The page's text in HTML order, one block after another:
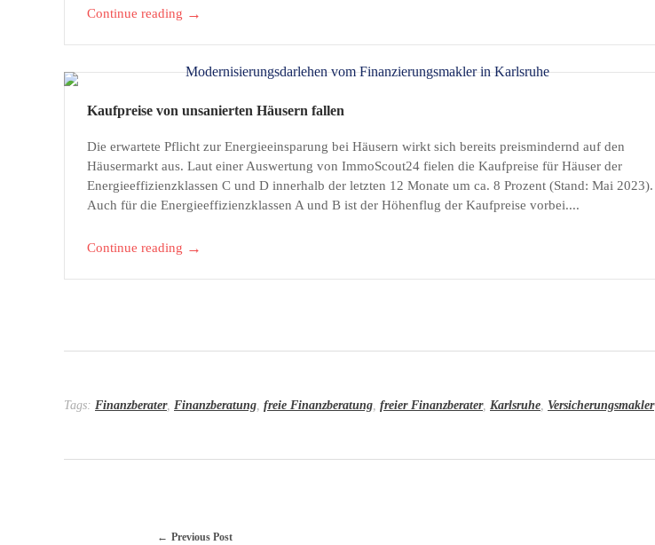
n
g
t
Continue reading →
Kaufpreise von unsanierten Häusern fallen
Die erwartete Pflicht zur Energieeinsparung bei Häusern wirkt sich bereits preismindernd auf den
Häusermarkt aus. Laut einer Auswertung von ImmoScout24 fielen die Kaufpreise für Häuser der
Energieeffizienzklassen C und D innerhalb der letzten 12 Monate um ca. 8 Prozent (Stand: Mai 2023).
Auch für die Energieeffizienzklassen A und B ist der Höhenflug der Kaufpreise vorbei....
Continue reading →
Tags: Finanzberater, Finanzberatung, freie Finanzberatung, freier Finanzberater, Karlsruhe, Versicherungsmakler
Previous Post